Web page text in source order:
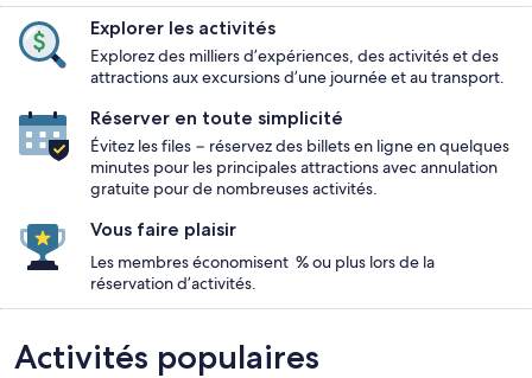
Explorer les activités
Explorez des milliers d’expériences, des activités et des
attractions aux excursions d’une journée et au transport.
Réserver en toute simplicité
Évitez les files − réservez des billets en ligne en quelques
minutes pour les principales attractions avec annulation
gratuite pour de nombreuses activités.
Vous faire plaisir
Les membres économisent % ou plus lors de la
réservation d’activités.
Activités populaires